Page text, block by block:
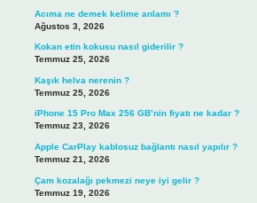
Acıma ne demek kelime anlamı ?
Ağustos 3, 2026
Kokan etin kokusu nasıl giderilir ?
Temmuz 25, 2026
Kaşık helva nerenin ?
Temmuz 25, 2026
iPhone 15 Pro Max 256 GB’nin fiyatı ne kadar ?
Temmuz 23, 2026
Apple CarPlay kablosuz bağlantı nasıl yapılır ?
Temmuz 21, 2026
Çam kozalağı pekmezi neye iyi gelir ?
Temmuz 19, 2026